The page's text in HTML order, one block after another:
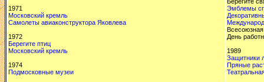
1971
Московский кремль
Самолеты авиаконструктора Яковлева
1972
Берегите птиц
Московский кремль
1974
Подмосковные музеи
Эмблемы
День
1989
Защитники
Пряные